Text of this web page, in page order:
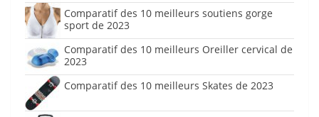
Comparatif des 10 meilleurs soutiens gorge
sport de 2023
Comparatif des 10 meilleurs Oreiller cervical de
2023
Comparatif des 10 meilleurs Skates de 2023